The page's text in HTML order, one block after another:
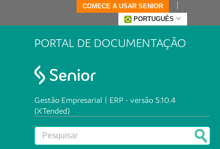
COMECE A USAR SENIOR
PORTUGUÊS
PORTAL DE DOCUMENTAÇÃO
Gestão Empresarial | ERP - versão 5.10.4
(XTended)